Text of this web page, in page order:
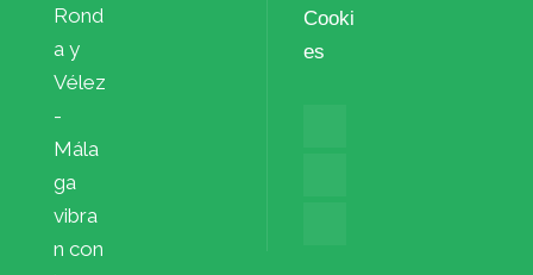
Rond
a y
Vélez
-
Mála
ga
vibra
n con
Cooki
es